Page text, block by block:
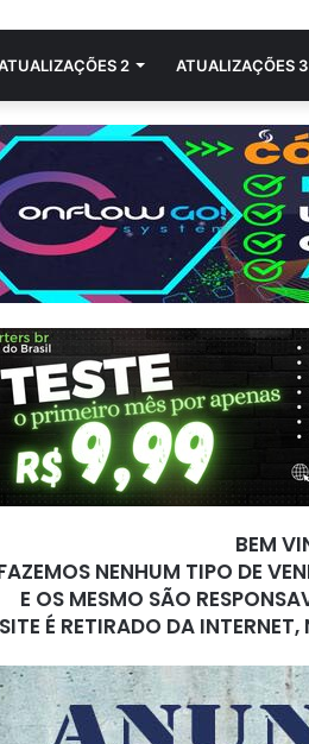
2 ATUALIZAÇÕES 3
BEM
NENHUM TIPO DE
E OS MESMO SÃO
É RETIRADO DA